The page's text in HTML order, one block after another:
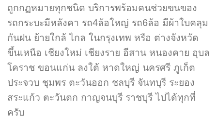
ถูกกฏหมายทุกชนิด บริการพร้อมคนช่วยขนของ
รถกระบะมีหลังคา รถ4ล้อใหญ่ รถ6ล้อ มีผ้าใบคลุม
กันฝน ย้ายใกล้ ไกล ในกรุงเทพ หรือ ต่างจังหวัด
ขึ้นเหนือ เชียงใหม่ เชียงราย อีสาน หนองคาย อุบล
โคราช ขอนแก่น ลงใต้ หาดใหญ่ นครศรี ภูเก็ต
ประจวบ ชุมพร ตะวันออก ชลบุรี จันทบุรี ระยอง
สระแก้ว ตะวันตก กาญจนบุรี ราชบุรี ไปได้ทุกที่
ครับ